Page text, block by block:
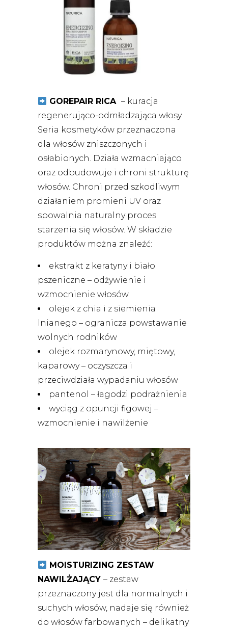
GOREPAIR RICA – kuracja
regenerująco-odmładzająca włosy.
Seria kosmetyków przeznaczona
dla włosów zniszczonych i
osłabionych. Działa wzmacniająco
oraz odbudowuje i chroni strukturę
włosów. Chroni przed szkodliwym
działaniem promieni UV oraz
spowalnia naturalny proces
starzenia się włosów. W składzie
produktów można znaleźć:
ekstrakt z keratyny i biało
pszeniczne – odżywienie i
wzmocnienie włosów
olejek z chia i z siemienia
lnianego – ogranicza powstawanie
wolnych rodników
olejek rozmarynowy, miętowy,
kaparowy – oczyszcza i
przeciwdziała wypadaniu włosów
pantenol – łagodzi podrażnienia
wyciąg z opuncji figowej –
wzmocnienie i nawilżenie
MOISTURIZING ZESTAW
NAWILŻAJĄCY – zestaw
przeznaczony jest dla normalnych i
suchych włosów, nadaje się również
do włosów farbowanych – delikatny